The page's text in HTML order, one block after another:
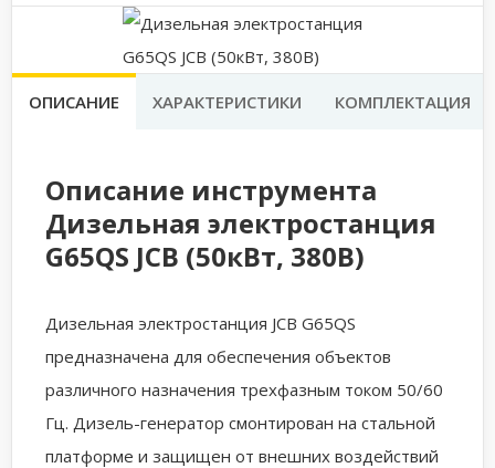
ОПИСАНИЕ ХАРАКТЕРИСТИКИ КОМПЛЕКТАЦИЯ
Описание инструмента
Дизельная электростанция
G65QS JCB (50кВт, 380В)
Дизельная электростанция JCB G65QS
предназначена для обеспечения объектов
различного назначения трехфазным током 50/60
Гц. Дизель-генератор смонтирован на стальной
платформе и защищен от внешних воздействий